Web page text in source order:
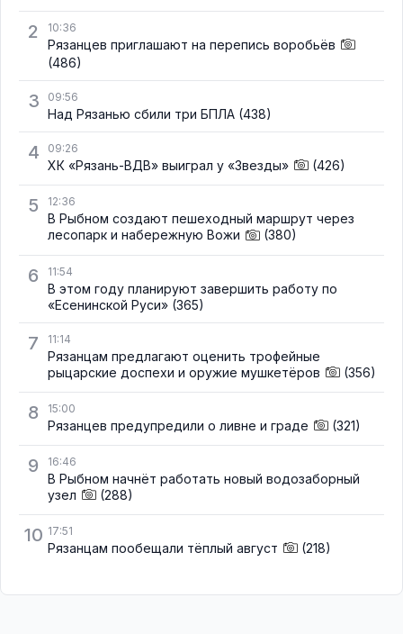
2 10:36
Рязанцев приглашают на перепись воробьёв
(486)
3 09:56
Над Рязанью сбили три БПЛА (438)
4 09:26
ХК «Рязань-ВДВ» выиграл у «Звезды» (426)
5 12:36
В Рыбном создают пешеходный маршрут через
лесопарк и набережную Вожи
(380)
6 11:54
В этом году планируют завершить работу по
«Есенинской Руси» (365)
7 11:14
Рязанцам предлагают оценить трофейные
рыцарские доспехи и оружие мушкетёров
(356)
8 15:00
Рязанцев предупредили о ливне и граде (321)
9 16:46
В Рыбном начнёт работать новый водозаборный
узел
(288)
10 17:51
Рязанцам пообещали тёплый август (218)